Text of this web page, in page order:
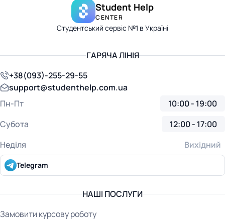
Student Help
CENTER
Студентський сервіс №1 в Україні
НАШІ ПОСЛУГИ
Замовити курсову роботу
ГАРЯЧА ЛІНІЯ
+38(093)-255-29-55
support@studenthelp.com.ua
Пн-Пт
10:00 - 19:00
Субота
12:00 - 17:00
Неділя
Вихідний
Telegram